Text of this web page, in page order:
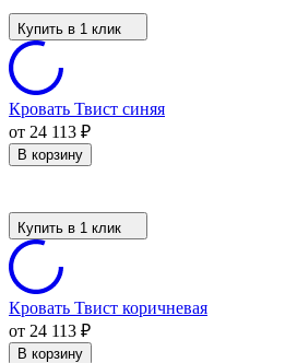
Купить в 1 клик
Кровать Твист синяя
от 24 113 ₽
В корзину
Купить в 1 клик
Кровать Твист коричневая
от 24 113 ₽
В корзину